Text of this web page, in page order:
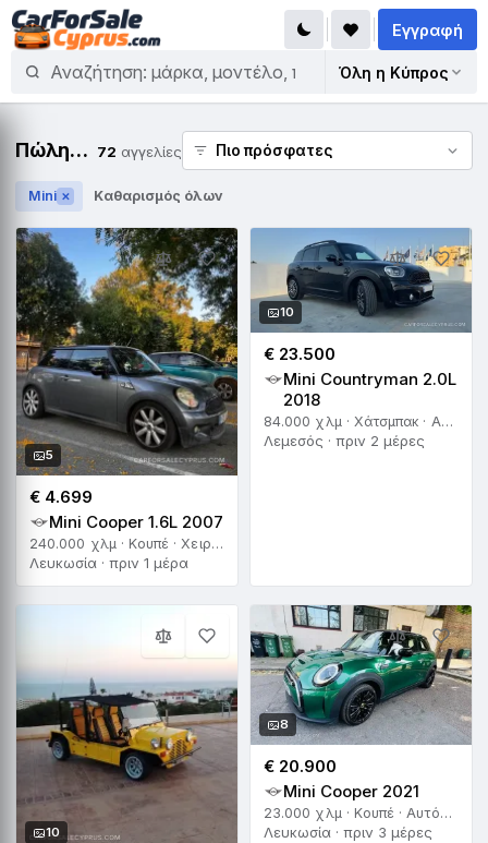
Όλη η Κύπρος
Εγγραφή
Πώληση Mini 72 αγγελίες
Mini ✕ Καθαρισμός όλων
5
€ 4.699
Mini Cooper 1.6L 2007
240.000 χλμ · Κουπέ · Χειροκίνητο
Λευκωσία · πριν 1 μέρα
10
€ 23.500
Mini Countryman 2.0L
2018
84.000 χλμ · Χάτσμπακ · Αυτόματο
Λεμεσός · πριν 2 μέρες
10
8
€ 20.900
Mini Cooper 2021
23.000 χλμ · Κουπέ · Αυτόματο
Λευκωσία · πριν 3 μέρες